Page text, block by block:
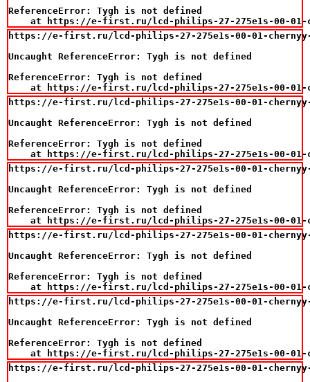
ReferenceError: Tygh is not defined
at https://e-first.ru/lcd-philips-27-275e1s-00-
https://e-first.ru/lcd-philips-27-275e1s-00-01-chernyy-
Uncaught ReferenceError: Tygh is not defined
ReferenceError: Tygh is not defined
at https://e-first.ru/lcd-philips-27-275e1s-00-
https://e-first.ru/lcd-philips-27-275e1s-00-01-chernyy-
Uncaught ReferenceError: Tygh is not defined
ReferenceError: Tygh is not defined
at https://e-first.ru/lcd-philips-27-275e1s-00-
https://e-first.ru/lcd-philips-27-275e1s-00-01-chernyy-
Uncaught ReferenceError: Tygh is not defined
ReferenceError: Tygh is not defined
at https://e-first.ru/lcd-philips-27-275e1s-00-
https://e-first.ru/lcd-philips-27-275e1s-00-01-chernyy-
Uncaught ReferenceError: Tygh is not defined
ReferenceError: Tygh is not defined
at https://e-first.ru/lcd-philips-27-275e1s-00-
https://e-first.ru/lcd-philips-27-275e1s-00-01-chernyy-
Uncaught ReferenceError: Tygh is not defined
ReferenceError: Tygh is not defined
at https://e-first.ru/lcd-philips-27-275e1s-00-
https://e-first.ru/lcd-philips-27-275e1s-00-01-chernyy-